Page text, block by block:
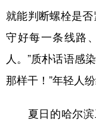
就能判断螺栓是
守好每一条线路
人。”质朴话语感
那样干！”年轻人纷
夏日的哈尔滨